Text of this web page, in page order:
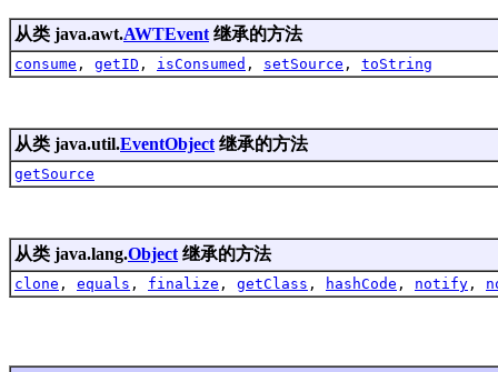
从类 java.awt.AWTEvent 继承的方法
consume , getID , isConsumed , setSource , toString
从类 java.util.EventObject 继承的方法
getSource
从类 java.lang.Object 继承的方法
clone , equals , finalize , getClass , hashCode , notify ,